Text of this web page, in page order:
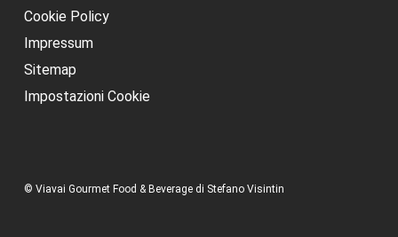
Cookie Policy
Impressum
Sitemap
Impostazioni Cookie
© Viavai Gourmet Food & Beverage di Stefano Visintin